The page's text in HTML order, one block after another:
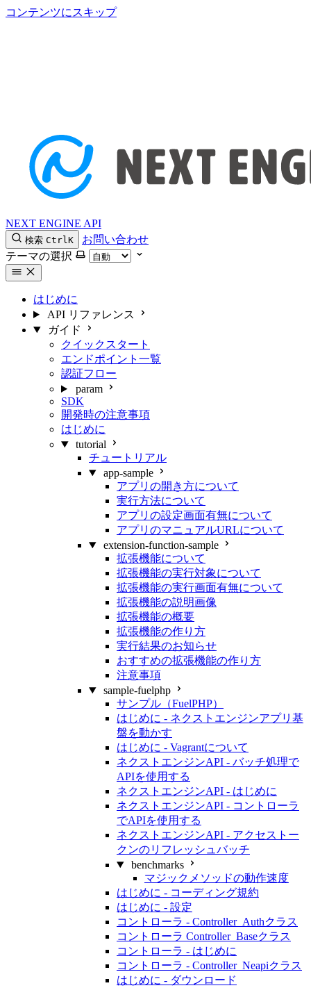
コンテンツにスキップ
NEXT ENGINE API
検索 CtrlK
お問い合わせ
テーマの選択
はじめに
API リファレンス
ガイド
クイックスタート
エンドポイント一覧
認証フロー
param
SDK
開発時の注意事項
はじめに
tutorial
チュートリアル
app-sample
アプリの開き方について
実行方法について
アプリの設定画面有無について
アプリのマニュアルURLについて
extension-function-sample
拡張機能について
拡張機能の実行対象について
拡張機能の実行画面有無について
拡張機能の説明画像
拡張機能の概要
拡張機能の作り方
実行結果のお知らせ
おすすめの拡張機能の作り方
注意事項
sample-fuelphp
サンプル（FuelPHP）
はじめに - ネクストエンジンアプリ基
盤を動かす
はじめに - Vagrantについて
ネクストエンジンAPI - バッチ処理で
APIを使用する
ネクストエンジンAPI - はじめに
ネクストエンジンAPI - コントローラ
でAPIを使用する
ネクストエンジンAPI - アクセストー
クンのリフレッシュバッチ
benchmarks
マジックメソッドの動作速度
はじめに - コーディング規約
はじめに - 設定
コントローラ - Controller_Authクラス
コントローラ Controller_Baseクラス
コントローラ - はじめに
コントローラ - Controller_Neapiクラス
はじめに - ダウンロード